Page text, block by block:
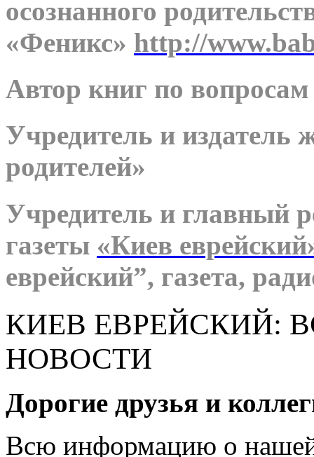
осознанного
«Феникс» http://
Автор книг по вопросам
Учредитель и издатель
родителей»
Учредитель и главный
газеты «Киев
еврейский”, газета,
КИЕВ ЕВРЕЙСКИЙ:
НОВОСТИ
Дорогие друзья и
Всю информацию о